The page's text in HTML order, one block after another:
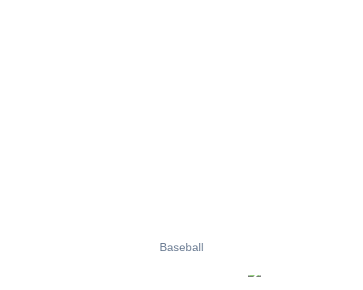
Baseball